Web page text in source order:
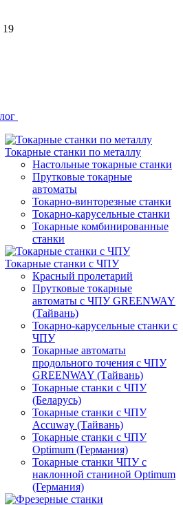
19
Токарные станки по металлу
Настольные токарные станки
Прутковые токарные
автоматы
Токарно-винторезные станки
Токарно-карусельные станки
Токарные комбинированные
станки
Токарные станки с ЧПУ
Красный пролетарий
Прутковые токарные
автоматы с ЧПУ GREENWAY
(Тайвань)
Токарно-карусельные станки с
ЧПУ
Токарные автоматы
продольного точения с ЧПУ
GREENWAY (Тайвань)
Токарные станки с ЧПУ
(Беларусь)
Токарные станки с ЧПУ
Accuway (Тайвань)
Токарные станки с ЧПУ
Optimum (Германия)
Токарные станки ЧПУ с
наклонной станиной Optimum
(Германия)